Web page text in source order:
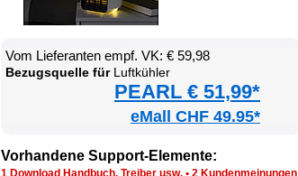
Vom Lie­fe­ran­ten empf. VK: € 59,98
Be­zugs­quel­le fürLuft­küh­ler
PEARL € 51,99*
eMall CHF 49.95*
Vor­han­de­ne Sup­port-Ele­men­te:
1 Down­load Hand­buch, Trei­ber usw. • 2 Kun­den­mei­nun­gen